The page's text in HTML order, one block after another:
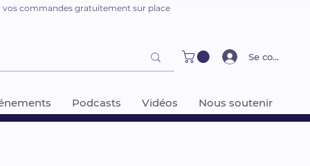
Se connecter
Podcasts Vidéos Nous soutenir
vos commandes gratuitement sur place